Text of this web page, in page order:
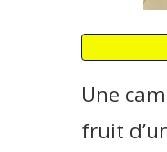
Une
fruit